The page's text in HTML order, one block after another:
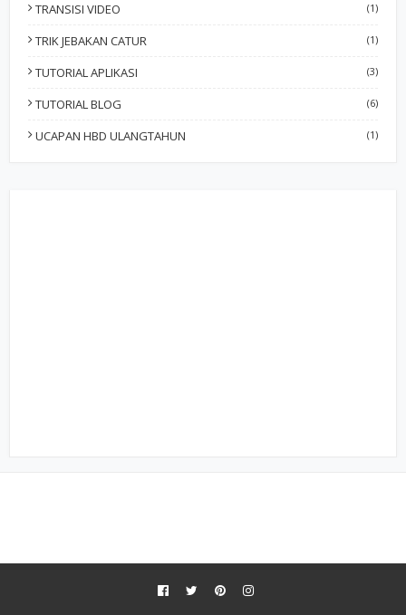
TRANSISI VIDEO (1)
TRIK JEBAKAN CATUR (1)
TUTORIAL APLIKASI (3)
TUTORIAL BLOG (6)
UCAPAN HBD ULANGTAHUN (1)